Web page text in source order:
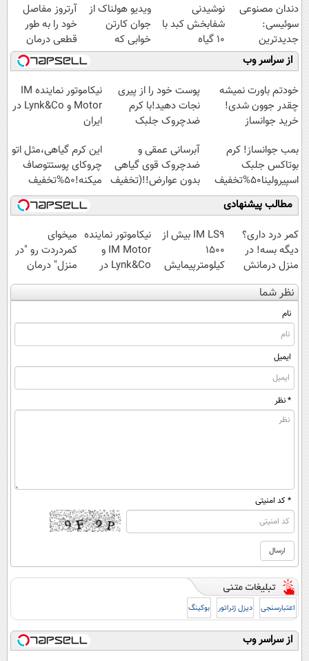
دندان مصنوعی
سوئیسی:
جدیدترین
فناوری اروپا،
سبک و مقاوم |
پرداخت قسطی
نوشیدنی
شفابخش کبد با
10 گیاه
موثر(تخفیف تا
امشب)
ویدیو هولناک از
جوان کارتن
خوابی که
میلیاردر شد.
آموزش رایگان
آرتروز مفاصل
خود را به طور
قطعی درمان
کنید!
◗پرسش‌نامه◖
از سراسر وب
خودتم باورت نمیشه
چقدر جوون شدی!
خرید جوانساز
ویژه
پوست خود را از پیری
نجات دهید!با کرم
ضدچروک جلبک
نیکاموتور نماینده IM
Motor و Lynk&Co در
ایران
بمب جوانساز! کرم
بوتاکس جلبک
اسپیرولینا50%تخفیف
آبرسانی عمقی و
ضدچروک قوی گیاهی
بدون عوارض!!(تخفیف
تا امشب)
این کرم گیاهی،مثل اتو
چروکای پوستتوصاف
میکنه!50%تخفیف
مطالب پیشنهادی
کمر درد داری؟
دیگه بسه! در
منزل درمانش
کن
(◀پرسش‌نامه)
IM LS9 بیش از
1500
کیلومترپیمایش
با یکبار شارژ
نیکاموتور نماینده
IM Motor و
Lynk&Co در
ایران
میخوای
کمردردت رو "در
منزل" درمان
کنی؟ (◂فیلم +
◂پرسش‌نامه)
نظر شما
نام
ایمیل
* نظر
* کد امنیتی
اعتبارسنجی دیزل ژنراتور بوکینگ
از سراسر وب